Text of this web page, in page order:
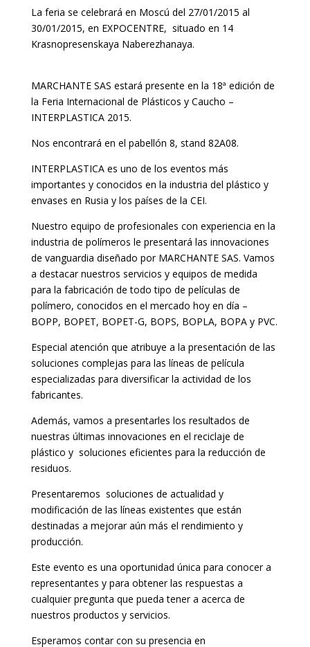
La feria se celebrará en Moscú del 27/01/2015 al
30/01/2015, en EXPOCENTRE, situado en 14
Krasnopresenskaya Naberezhanaya.
MARCHANTE SAS estará presente en la 18ª edición de
la Feria Internacional de Plásticos y Caucho –
INTERPLASTICA 2015.
Nos encontrará en el pabellón 8, stand 82A08.
INTERPLASTICA es uno de los eventos más
importantes y conocidos en la industria del plástico y
envases en Rusia y los países de la CEI.
Nuestro equipo de profesionales con experiencia en la
industria de polímeros le presentará las innovaciones
de vanguardia diseñado por MARCHANTE SAS. Vamos
a destacar nuestros servicios y equipos de medida
para la fabricación de todo tipo de películas de
polímero, conocidos en el mercado hoy en día –
BOPP, BOPET, BOPET-G, BOPS, BOPLA, BOPA y PVC.
Especial atención que atribuye a la presentación de las
soluciones complejas para las líneas de película
especializadas para diversificar la actividad de los
fabricantes.
Además, vamos a presentarles los resultados de
nuestras últimas innovaciones en el reciclaje de
plástico y soluciones eficientes para la reducción de
residuos.
Presentaremos soluciones de actualidad y
modificación de las líneas existentes que están
destinadas a mejorar aún más el rendimiento y
producción.
Este evento es una oportunidad única para conocer a
representantes y para obtener las respuestas a
cualquier pregunta que pueda tener a acerca de
nuestros productos y servicios.
Esperamos contar con su presencia en